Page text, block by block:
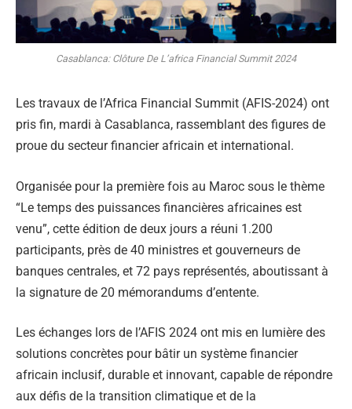
Casablanca: Clôture De L’africa Financial Summit 2024
Les travaux de l’Africa Financial Summit (AFIS-2024) ont
pris fin, mardi à Casablanca, rassemblant des figures de
proue du secteur financier africain et international.
Organisée pour la première fois au Maroc sous le thème
“Le temps des puissances financières africaines est
venu”, cette édition de deux jours a réuni 1.200
participants, près de 40 ministres et gouverneurs de
banques centrales, et 72 pays représentés, aboutissant à
la signature de 20 mémorandums d’entente.
Les échanges lors de l’AFIS 2024 ont mis en lumière des
solutions concrètes pour bâtir un système financier
africain inclusif, durable et innovant, capable de répondre
aux défis de la transition climatique et de la